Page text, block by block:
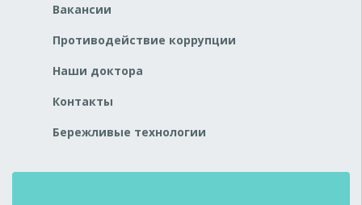
Вакансии
Противодействие коррупции
Наши доктора
Контакты
Бережливые технологии